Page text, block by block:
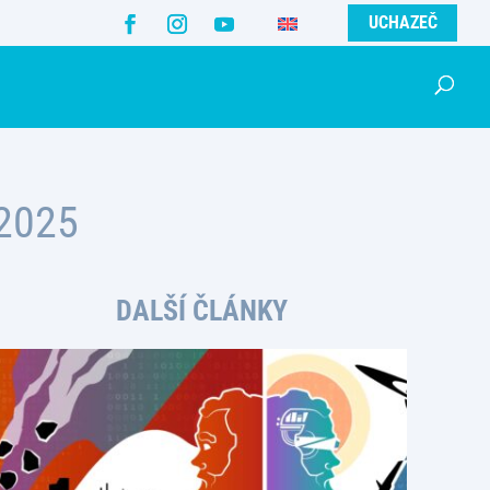
UCHAZEČ
DALŠÍ ČLÁNKY